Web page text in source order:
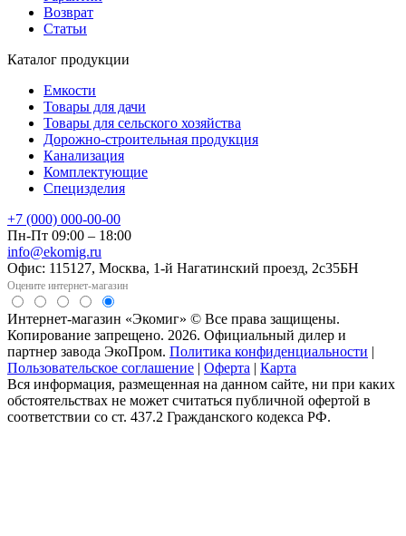
Возврат
Статьи
Каталог продукции
Емкости
Товары для дачи
Товары для сельского хозяйства
Дорожно-строительная продукция
Канализация
Комплектующие
Специзделия
+7 (000) 000-00-00
Пн-Пт 09:00 – 18:00
info@ekomig.ru
Офис: 115127, Москва, 1-й Нагатинский проезд, 2с35БН
Оцените интернет-магазин
Интернет-магазин «Экомиг» © Все права защищены.
Копирование запрещено. 2026. Официальный дилер и
партнер завода ЭкоПром. Политика конфиденциальности |
Пользовательское соглашение | Оферта | Карта
Вся информация, размещенная на данном сайте, ни при каких
обстоятельствах не может считаться публичной офертой в
соответствии со ст. 437.2 Гражданского кодекса РФ.